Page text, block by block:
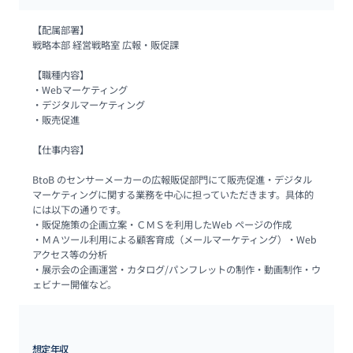
【配属部署】
戦略本部 経営戦略室 広報・販促課
【職種内容】
・Webマーケティング
・デジタルマーケティング
・販売促進
【仕事内容】
BtoB のセンサーメーカーの広報販促部門にて販売促進・デジタル
マーケティングに関する業務を中心に担っていただきます。具体的
には以下の通りです。
・販促施策の企画立案・ＣＭＳを利用したWeb ページの作成
・ＭＡツール利用による顧客育成（メールマーケティング）・Web
アクセス等の分析
・展示会の企画運営・カタログ/パンフレットの制作・動画制作・ウ
ェビナー開催など。
想定年収